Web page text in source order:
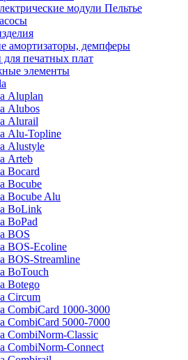
модули Пельтье
амортизаторы, демпферы
печатных плат
элементы
Aluplan
Alubos
Alurail
Alu-Topline
Alustyle
Arteb
Bocard
Bocube
Bocube Alu
BoLink
BoPad
BOS
BOS-Ecoline
BOS-Streamline
BoTouch
Botego
Circum
CombiCard 1000-3000
CombiCard 5000-7000
CombiNorm-Classic
CombiNorm-Connect